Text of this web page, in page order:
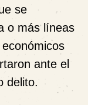
se
o más líneas
ante el
delito.